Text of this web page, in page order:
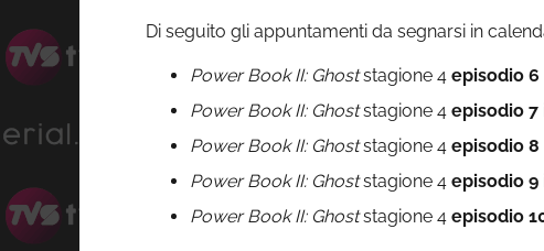
Di seguito gli appuntamenti da segnarsi in
Power Book II: Ghoststagione 4 episodio 6
Power Book II: Ghoststagione 4 episodio 7
Power Book II: Ghoststagione 4 episodio 8
Power Book II: Ghoststagione 4 episodio 9
Power Book II: Ghoststagione 4 episodio